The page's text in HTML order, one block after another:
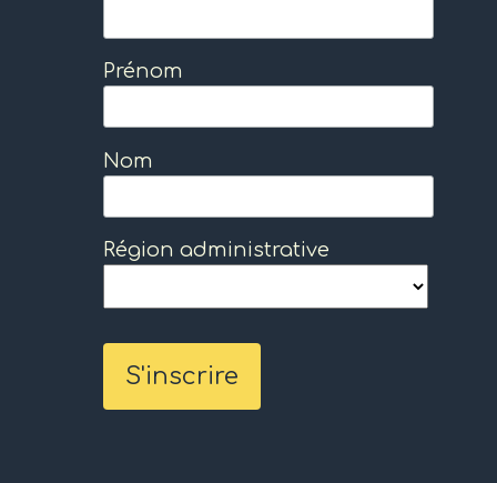
Prénom
Nom
Région administrative